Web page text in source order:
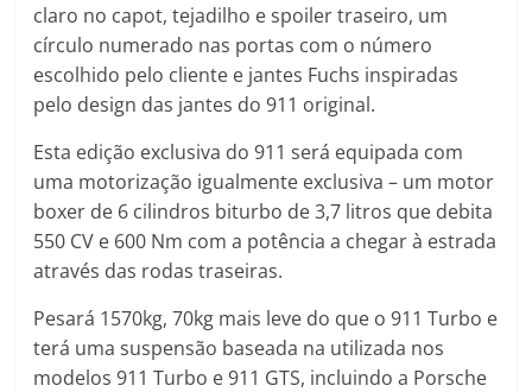
claro no capot, tejadilho e spoiler traseiro, um
círculo numerado nas portas com o número
escolhido pelo cliente e jantes Fuchs inspiradas
pelo design das jantes do 911 original.
Esta edição exclusiva do 911 será equipada com
uma motorização igualmente exclusiva – um motor
boxer de 6 cilindros biturbo de 3,7 litros que debita
550 CV e 600 Nm com a potência a chegar à estrada
através das rodas traseiras.
Pesará 1570kg, 70kg mais leve do que o 911 Turbo e
terá uma suspensão baseada na utilizada nos
modelos 911 Turbo e 911 GTS, incluindo a Porsche